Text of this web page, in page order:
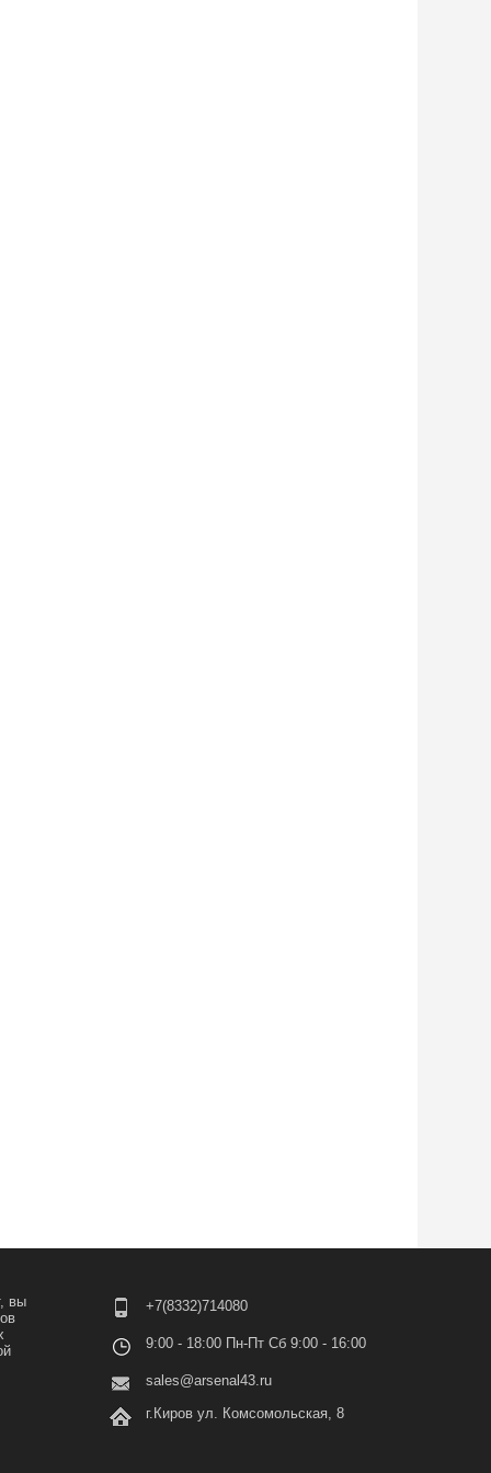
вы
+7(8332)714080
9:00 - 18:00 Пн-Пт Сб 9:00 - 16:00
sales@arsenal43.ru
г.Киров ул. Комсомольская, 8